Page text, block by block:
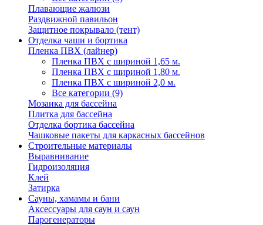
Плавающие жалюзи
Раздвижной павильон
Защитное покрывало (тент)
Отделка чаши и бортика
Пленка ПВХ (лайнер)
Пленка ПВХ с шириной 1,65 м.
Пленка ПВХ с шириной 1,80 м.
Пленка ПВХ с шириной 2,0 м.
Все категории (9)
Мозаика для бассейна
Плитка для бассейна
Отделка бортика бассейна
Чашковые пакеты для каркасных бассейнов
Строительные материалы
Выравнивание
Гидроизоляция
Клей
Затирка
Сауны, хамамы и бани
Аксессуары для саун и саун
Парогенераторы